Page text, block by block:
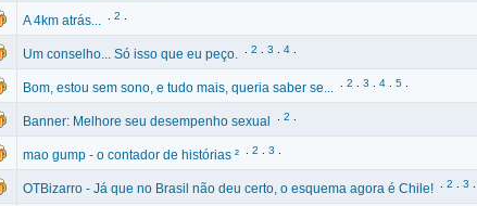
A 4km atrás... 2
Um conselho... Só isso que eu peço. 2 3 4
Bom, estou sem sono, e tudo mais, queria saber se... 2 3 4 5
Banner: Melhore seu desempenho sexual 2
mao gump - o contador de histórias ² 2 3
OTBizarro - Já que no Brasil não deu certo, o esquema agora é Chile! 2 3